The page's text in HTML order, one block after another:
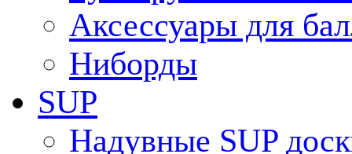
Аксессуары для
Ниборды
SUP
Надувные SUP